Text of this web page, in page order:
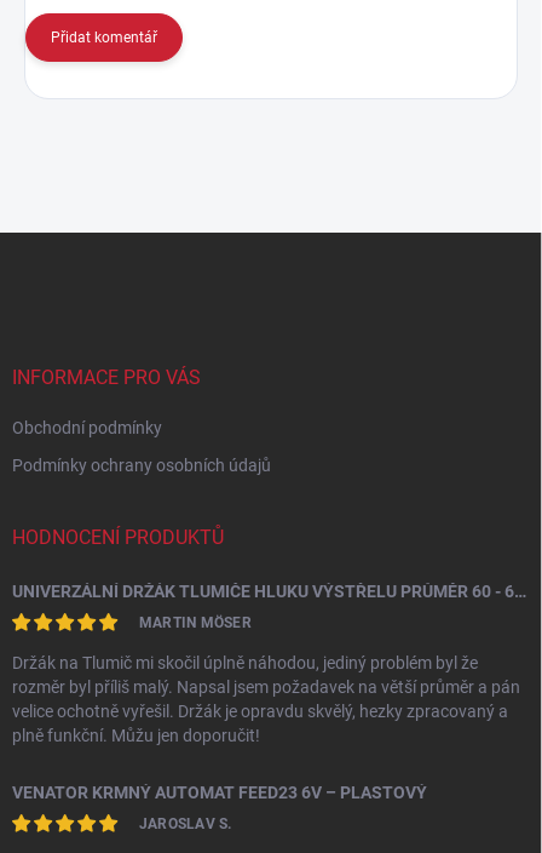
Přidat komentář
INFORMACE PRO VÁS
Obchodní podmínky
Podmínky ochrany osobních údajů
HODNOCENÍ PRODUKTŮ
UNIVERZÁLNÍ DRŽÁK TLUMIČE HLUKU VÝSTŘELU PRŮMĚR 60 - 64,5 MM
MARTIN MÖSER
Držák na Tlumič mi skočil úplně náhodou, jediný problém byl že
rozměr byl příliš malý. Napsal jsem požadavek na větší průměr a pán
velice ochotně vyřešil. Držák je opravdu skvělý, hezky zpracovaný a
plně funkční. Můžu jen doporučit!
VENATOR KRMNÝ AUTOMAT FEED23 6V – PLASTOVÝ
JAROSLAV S.